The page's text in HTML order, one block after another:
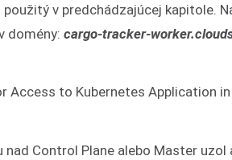
v predchádzajúcej kapitole.
domény: cargo-tracker-
nad Control Plane alebo Master